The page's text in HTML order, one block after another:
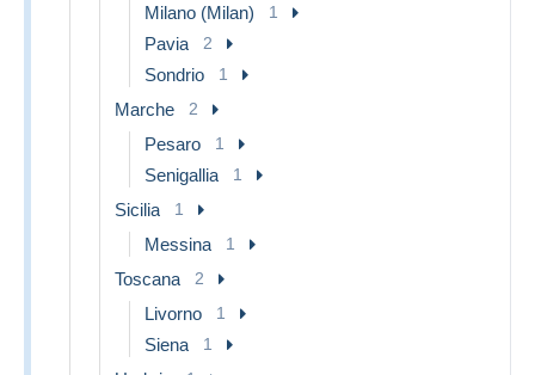
Milano (Milan) 1
Pavia 2
Sondrio 1
Marche 2
Pesaro 1
Senigallia 1
Sicilia 1
Messina 1
Toscana 2
Livorno 1
Siena 1